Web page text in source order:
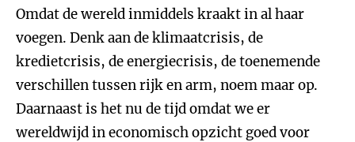
Omdat de wereld inmiddels kraakt in al haar
voegen. Denk aan de klimaatcrisis, de
kredietcrisis, de energiecrisis, de toenemende
verschillen tussen rijk en arm, noem maar op.
Daarnaast is het nu de tijd omdat we er
wereldwijd in economisch opzicht goed voor